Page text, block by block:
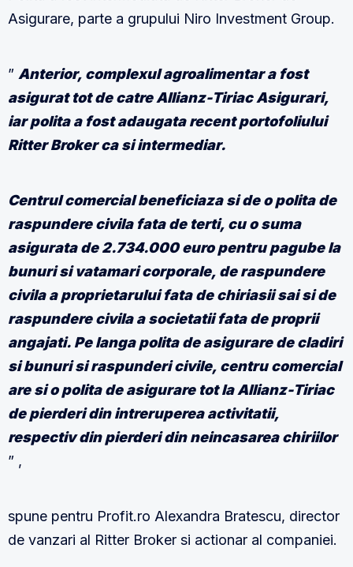
Asigurare, parte a grupului Niro Investment Group.
” Anterior, complexul agroalimentar a fost
asigurat tot de catre Allianz-Tiriac Asigurari,
iar polita a fost adaugata recent portofoliului
Ritter Broker ca si intermediar.
Centrul comercial beneficiaza si de o polita de
raspundere civila fata de terti, cu o suma
asigurata de 2.734.000 euro pentru pagube la
bunuri si vatamari corporale, de raspundere
civila a proprietarului fata de chiriasii sai si de
raspundere civila a societatii fata de proprii
angajati. Pe langa polita de asigurare de cladiri
si bunuri si raspunderi civile, centru comercial
are si o polita de asigurare tot la Allianz-Tiriac
de pierderi din intreruperea activitatii,
respectiv din pierderi din neincasarea chiriilor
” ,
spune pentru Profit.ro Alexandra Bratescu, director
de vanzari al Ritter Broker si actionar al companiei.